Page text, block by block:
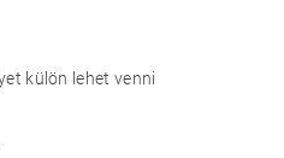
külön lehet venni